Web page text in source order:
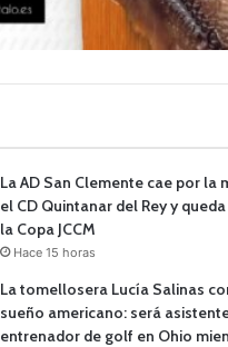
La AD San Clemente cae por la
el CD Quintanar del Rey y
la Copa JCCM
Hace 15 horas
La tomellosera Lucía Salinas
sueño americano: será
entrenador de golf en Ohio